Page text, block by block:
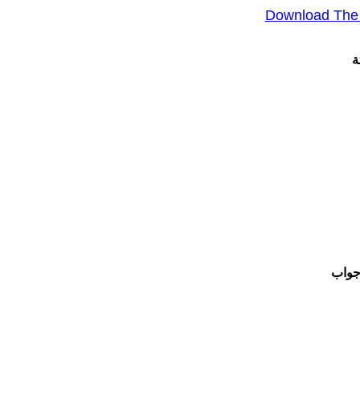
Download